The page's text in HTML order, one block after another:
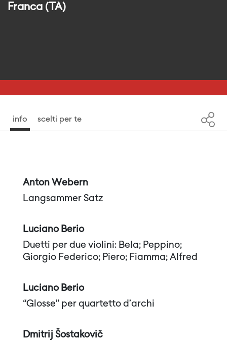
Franca (TA)
info scelti per te
Anton Webern
Langsammer Satz
Luciano Berio
Duetti per due violini: Bela; Peppino;
Giorgio Federico; Piero; Fiamma; Alfred
Luciano Berio
“Glosse” per quartetto d’archi
Dmitrij Šostakovič